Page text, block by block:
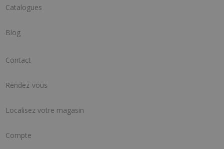
Catalogues
Blog
Contact
Rendez-vous
Localisez votre magasin
Compte